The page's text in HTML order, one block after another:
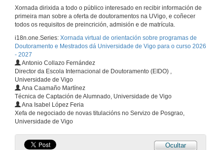
Xornada dirixida a todo o público interesado en recibir información de
primeira man sobre a oferta de doutoramentos na UVigo, e coñecer
todos os requisitos de preincrición, admisión e de matrícula.
i18n.one.Series: Xornada virtual de orientación sobre programas de
Doutoramento e Mestrados dá Universidade de Vigo para o curso 2026
- 2027
Antonio Collazo Fernández
Director da Escola Internacional de Doutoramento (EIDO) ,
Universidade de Vigo
Ana Caamaño Martínez
Técnica de Captación de Alumnado, Universidade de Vigo
Ana Isabel López Feria
Xefa de negociado de novas titulacións no Servizo de Posgrao,
Universidade de Vigo
Ocultar